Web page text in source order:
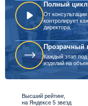
Полный цикл
От
контролирует
директора.
Прозрачный
Каждый этап
изделий на
Высший рейтинг,
на Яндексе 5 звезд